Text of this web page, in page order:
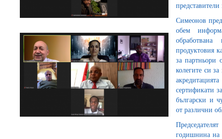
Симеонов
обем
продуктовия
за
колегите си
сертификати
български и
от различни
годишнина на